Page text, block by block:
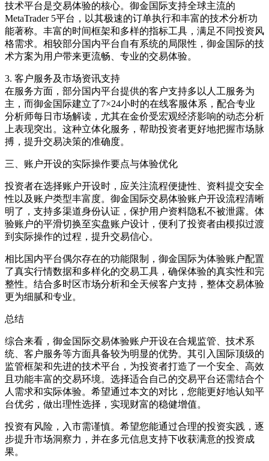
技术平台是交易体验的核心。御金国际支持全球主流的
MetaTrader 5平台，以其极速的订单执行和丰富的技术分析功
能著称。丰富的时间框架和多样的指标工具，满足不同投资风
格需求。相较部分国内平台自有系统的局限性，御金国际的技
术方案为用户带来更流畅、专业的交易体验。
3. 客户服务及市场资讯支持
在服务方面，部分国内平台提供的客户支持多以人工服务为
主，而御金国际建立了7×24小时的在线客服体系，配合专业
分析师每日市场解读，尤其在金价受宏观经济影响的动态分析
上表现突出。这种立体化服务，帮助投资者更好地把握市场脉
搏，提升交易决策的准确度。
三、账户开设的实际操作要点与体验优化
投资者在选择账户开设时，应关注流程便捷性、资料提交安全
性以及账户类型丰富度。御金国际交易体验账户开设流程清晰
明了，支持多渠道身份认证，保护用户资料隐私不被泄露。体
验账户的平滑切换至实盘账户设计，便利了投资者由模拟过渡
到实际操作的过程，提升交易信心。
相比国内平台偶尔存在的功能限制，御金国际为体验账户配置
了真实行情数据和多样化的交易工具，确保体验的真实性和完
整性。结合多时区市场分析和全天候客户支持，整体交易体验
更为细腻和专业。
总结
综合来看，御金国际交易体验账户开设在合规监管、技术系
统、客户服务等方面具备较为明显的优势。其引入国际顶级的
监管框架和先进的技术平台，为投资者打造了一个安全、高效
且功能丰富的交易环境。选择适合自己的交易平台还需结合个
人需求和实际体验。希望通过本文的对比，您能更好地认知平
台优劣，做出理性选择，实现财富的稳健增值。
投资有风险，入市需谨慎。希望您能通过合理的投资实践，逐
步提升市场洞察力，并在多元信息支持下收获满意的投资成
果。